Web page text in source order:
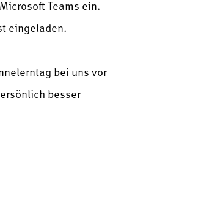
Teams ein.
eingeladen.
bei uns vor
besser